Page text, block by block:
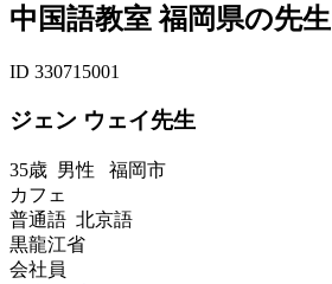
中国語教室 福岡県の先生
ID 330715001
ジェン ウェイ先生
35歳 男性 福岡市
カフェ
普通語 北京語
黒龍江省
会社員